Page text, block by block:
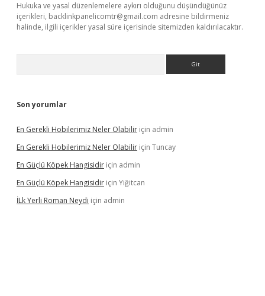
Hukuka ve yasal düzenlemelere aykırı olduğunu düşündüğünüz
içerikleri, backlinkpanelicomtr@gmail.com adresine bildirmeniz
halinde, ilgili içerikler yasal süre içerisinde sitemizden kaldırılacaktır.
Son yorumlar
En Gerekli Hobilerimiz Neler Olabilir için admin
En Gerekli Hobilerimiz Neler Olabilir için Tuncay
En Güçlü Köpek Hangisidir için admin
En Güçlü Köpek Hangisidir için Yiğitcan
İLk Yerli Roman Neydi için admin